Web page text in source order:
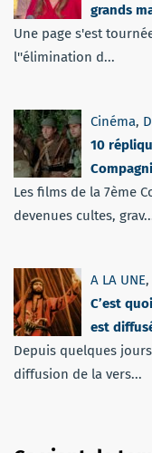
grands
Une page s'est
l''élimination d...
Cinéma,
10
Les films de la 7ème
devenues cultes,
A LA UNE,
C’est
est
Depuis quelques
diffusion de la vers...